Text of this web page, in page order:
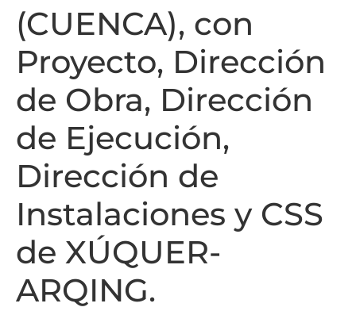
(CUENCA), con
Proyecto, Dirección
de Obra, Dirección
de Ejecución,
Dirección de
Instalaciones y CSS
de XÚQUER-
ARQING.